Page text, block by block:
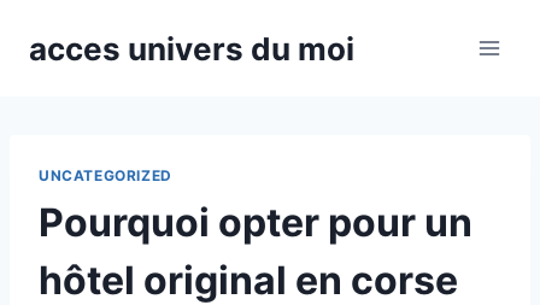
acces univers du moi
UNCATEGORIZED
Pourquoi opter pour un
hôtel original en corse